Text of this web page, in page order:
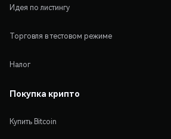
Идея по листингу
Торговля в тестовом режиме
Налог
Покупка крипто
Купить Bitcoin